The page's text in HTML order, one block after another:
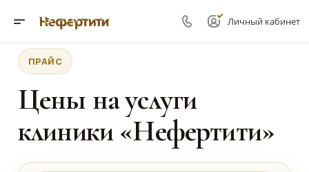
Личный кабинет
ПРАЙС
Цены на услуги
клиники «Нефертити»